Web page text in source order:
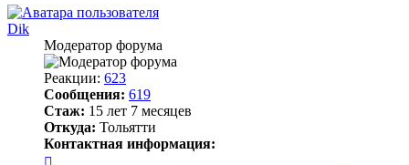
началу
Dik
Модератор форума
Реакции: 623
Сообщения: 619
Стаж: 15 лет 7 месяцев
Откуда: Тольятти
Контактная информация: